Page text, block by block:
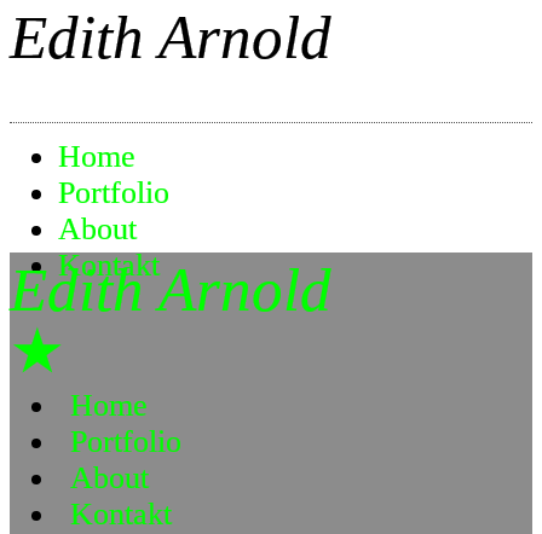
Edith Arnold
Home
Portfolio
About
Kontakt
★
Edith Arnold
Home
Portfolio
About
Kontakt